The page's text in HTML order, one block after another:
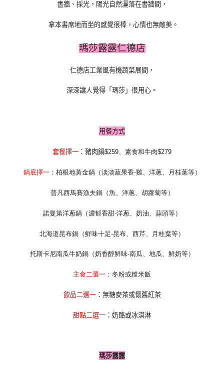
書牆、採光，陽光自然灑落在書牆間，
拿本書席地而坐的感覺很棒，心情也無敵美。
瑪莎露露仁德店
仁德店工業風有機蔬菜展間，
深深讓人覺得「瑪莎」很用心。
用餐方式
套餐擇一 ： 豬肉鍋$259 、素食和牛肉$279
鍋底擇一：柏根地黃金鍋（淡淡蔬果香-雞、洋蔥、月桂葉等）
普凡西馬賽漁夫鍋（魚、洋蔥、胡蘿蔔等）
諾曼第洋蔥鍋（濃郁香甜-洋蔥、奶油、蒜頭等）
北海道昆布鍋 （鮮味十足-昆布、西芹、月桂葉等）
托斯卡尼南瓜牛奶鍋（奶香醇鮮味-南瓜、地瓜、鮮奶等）
主食二選一 ：冬粉或糙米飯
飲品二選一：無糖麥茶或懷舊紅茶
甜點二選一 ：奶酪或冰淇淋
瑪莎露露